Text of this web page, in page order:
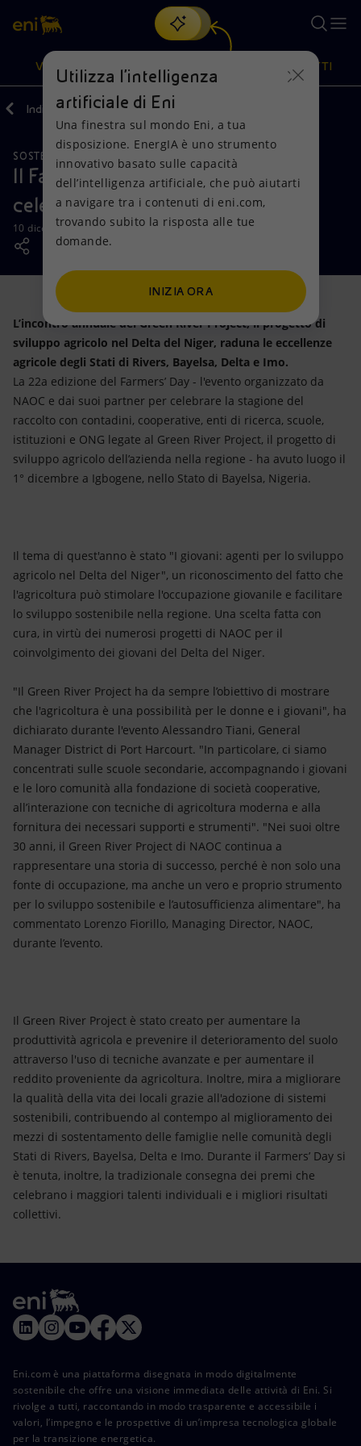
Cerca
scopri EnergIA, la nostra nuova soluzione di intelligenza
artificiale.
VISIONE
Visione
Mission e valori
Persone e Partnership
Net Zero
Modello satellitare
Energia accessibile
Innovazione
Scenari energetici
Azioni
Diversificazione energetica
Tecnologie per la transizione
Collaborazioni per l'innovazione
Attività nel mondo
PRODOTTI
Prodotti
Casa
Imprese
Mobilità
Indietro Media News
SOSTENIBILITÀ
Il Farmers’ day di NAOC a Bayelsa
celebra i giovani
10 dicembre 2018 - 13:00 CET
L’incontro annuale del Green River Project, il progetto di
sviluppo agricolo nel Delta del Niger, raduna le eccellenze
agricole degli Stati di Rivers, Bayelsa, Delta e Imo.
La 22a edizione del Farmers’ Day - l'evento organizzato da
NAOC e dai suoi partner per celebrare la stagione del
raccolto con contadini, cooperative, enti di ricerca, scuole,
istituzioni e ONG legate al Green River Project, il progetto di
sviluppo agricolo dell’azienda nella regione - ha avuto luogo il
1° dicembre a Igbogene, nello Stato di Bayelsa, Nigeria.
Il tema di quest'anno è stato "I giovani: agenti per lo sviluppo
agricolo nel Delta del Niger", un riconoscimento del fatto che
l'agricoltura può stimolare l'occupazione giovanile e facilitare
lo sviluppo sostenibile nella regione. Una scelta fatta con
cura, in virtù dei numerosi progetti di NAOC per il
coinvolgimento dei giovani del Delta del Niger.
"Il Green River Project ha da sempre l’obiettivo di mostrare
che l'agricoltura è una possibilità per le donne e i giovani", ha
dichiarato durante l'evento Alessandro Tiani, General
Manager District di Port Harcourt. "In particolare, ci siamo
concentrati sulle scuole secondarie, accompagnando i giovani
e le loro comunità alla fondazione di società cooperative,
all’interazione con tecniche di agricoltura moderna e alla
fornitura dei necessari supporti e strumenti". "Nei suoi oltre
30 anni, il Green River Project di NAOC continua a
rappresentare una storia di successo, perché è non solo una
fonte di occupazione, ma anche un vero e proprio strumento
per lo sviluppo sostenibile e l’autosufficienza alimentare", ha
commentato Lorenzo Fiorillo, Managing Director, NAOC,
durante l’evento.
Il Green River Project è stato creato per aumentare la
produttività agricola e prevenire il deterioramento del suolo
attraverso l'uso di tecniche avanzate e per aumentare il
reddito proveniente da agricoltura. Inoltre, mira a migliorare
la qualità della vita dei locali grazie all'adozione di sistemi
sostenibili, contribuendo al contempo al miglioramento dei
mezzi di sostentamento delle famiglie nelle comunità degli
Stati di Rivers, Bayelsa, Delta e Imo. Durante il Farmers’ Day si
è tenuta, inoltre, la tradizionale consegna dei premi che
celebrano i maggiori talenti individuali e i migliori risultati
collettivi.
Eni.com è una piattaforma disegnata in modo digitalmente
sostenibile che offre una visione immediata delle attività di Eni. Si
rivolge a tutti, raccontando in modo trasparente e accessibile i
valori, l’impegno e le prospettive di un’impresa tecnologica globale
per la transizione energetica.
Utilizza l'intelligenza
artificiale di Eni
Una finestra sul mondo Eni, a tua
disposizione. EnergIA è uno strumento
innovativo basato sulle capacità
dell’intelligenza artificiale, che può aiutarti
a navigare tra i contenuti di eni.com,
trovando subito la risposta alle tue
domande.
INIZIA ORA